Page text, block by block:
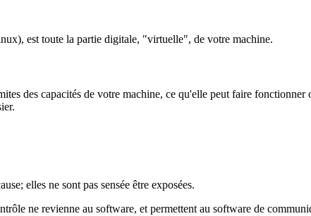
est toute la partie digitale, "virtuelle", de votre machine.
des capacités de votre machine, ce qu'elle peut faire fonctionner
elles ne sont pas sensée être exposées.
ne revienne au software, et permettent au software de